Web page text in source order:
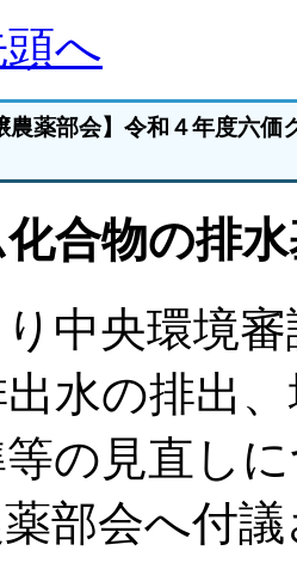
へ
農薬部会】 令和４年度六価
合物の排
中央環境
水の排出
の見直し
部会へ付